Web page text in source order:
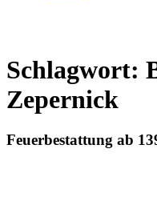
Schlagwort:
Zepernick
Feuerbestattung ab